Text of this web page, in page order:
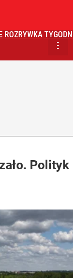
ROZRYWKA
Polityk